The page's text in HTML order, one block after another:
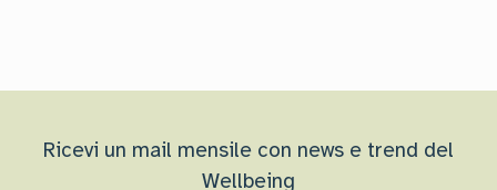
Ricevi un mail mensile con news e trend del
Wellbeing